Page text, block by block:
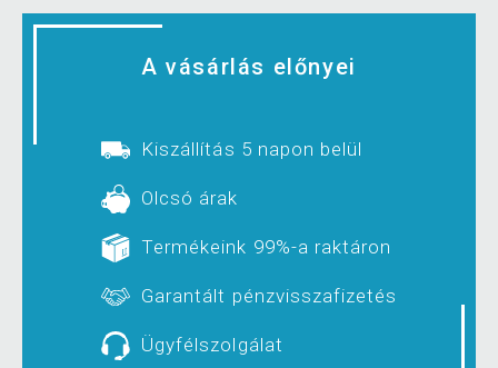
A vásárlás előnyei
Kiszállítás 5 napon belül
Olcsó árak
Termékeink 99%-a raktáron
Garantált pénzvisszafizetés
Ügyfélszolgálat